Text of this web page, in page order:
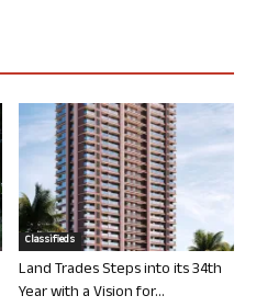
Classifieds
Land Trades Steps into its 34th
Year with a Vision for...